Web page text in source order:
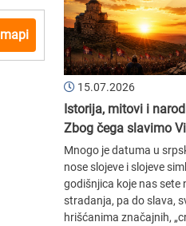
15.07.2026
Istorija, mitovi i
Zbog čega slavimo
Mnogo je datuma u
nose slojeve i slojeve
godišnjica koje nas sete
stradanja, pa do slava,
hrišćanima značajnih,